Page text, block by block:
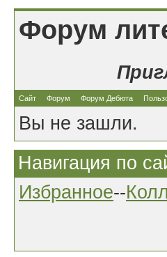
Форум
Сайт Форум Форум Дебюта
Вы не зашли.
Навигация по
Избранное--